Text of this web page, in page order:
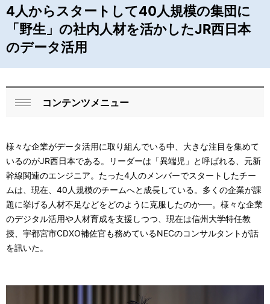
位
置
4人からスタートして40人規模の集団に
「野生」の社内人材を活かしたJR西日本
のデータ活用
ロ
カ
ル
ナ
ビ
ゲ
シ
る
コンテンツメニュー
様々な企業がデータ活用に取り組んでいる中、大きな注目を集めて
いるのがJR西日本である。リーダーは「異端児」と呼ばれる、元新
幹線関連のエンジニア。たった4人のメンバーでスタートしたチー
ムは、現在、40人規模のチームへと成長している。多くの企業が課
題に挙げる人材不足などをどのように克服したのか──。様々な企業
のデジタル活用や人材育成を支援しつつ、現在は信州大学特任教
授、宇都宮市CDXO補佐官も務めているNECのコンサルタントが話
を訊いた。